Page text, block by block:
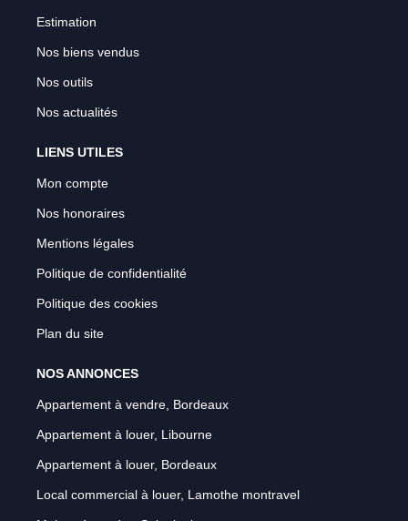
Estimation
Nos biens vendus
Nos outils
Nos actualités
LIENS UTILES
Mon compte
Nos honoraires
Mentions légales
Politique de confidentialité
Politique des cookies
Plan du site
NOS ANNONCES
Appartement à vendre, Bordeaux
Appartement à louer, Libourne
Appartement à louer, Bordeaux
Local commercial à louer, Lamothe montravel